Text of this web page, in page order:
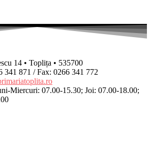
14 • Toplița • 535700
341 871 / Fax: 0266 341 772
Miercuri: 07.00-15.30; Joi: 07.00-18.00;